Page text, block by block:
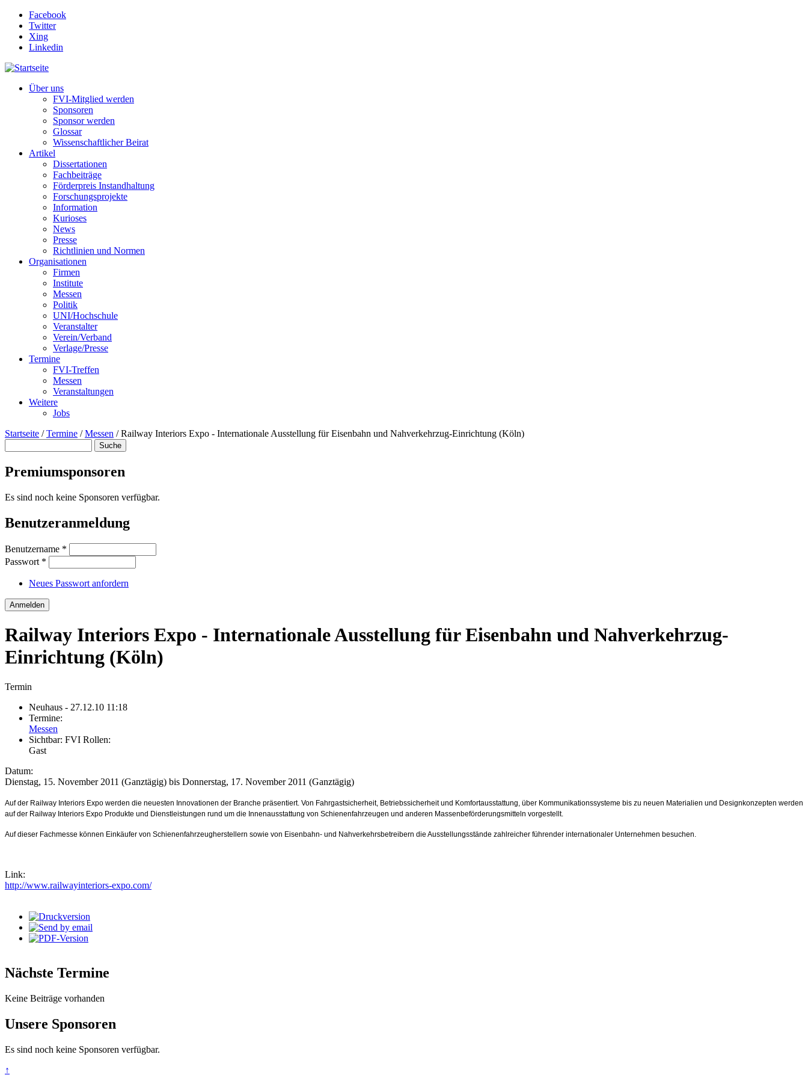
Direkt zum Inhalt
Facebook
Twitter
Xing
Linkedin
Über uns
FVI-Mitglied werden
Sponsoren
Sponsor werden
Glossar
Wissenschaftlicher Beirat
Artikel
Dissertationen
Fachbeiträge
Förderpreis Instandhaltung
Forschungsprojekte
Information
Kurioses
News
Presse
Richtlinien und Normen
Organisationen
Firmen
Institute
Messen
Politik
UNI/Hochschule
Veranstalter
Verein/Verband
Verlage/Presse
Termine
FVI-Treffen
Messen
Veranstaltungen
Weitere
Jobs
Startseite /Termine /Messen /Railway Interiors Expo - Internationale Ausstellung für Eisenbahn und Nahverkehrzug-Einrichtung (Köln)
Premiumsponsoren
Es sind noch keine Sponsoren verfügbar.
Benutzeranmeldung
Benutzername *
Passwort *
Neues Passwort anfordern
Railway Interiors Expo - Internationale Ausstellung für Eisenbahn und Nahverkehrzug-
Einrichtung (Köln)
Termin
Neuhaus - 27.12.10 11:18
Termine:
Messen
Sichtbar: FVI Rollen:
Gast
Datum:
Dienstag, 15. November 2011 (Ganztägig) bis Donnerstag, 17. November 2011 (Ganztägig)
Auf der Railway Interiors Expo werden die neuesten Innovationen der Branche präsentiert. Von Fahrgastsicherheit, Betriebssicherheit und Komfortausstattung, über Kommunikationssysteme bis zu neuen Materialien und Designkonzepten werden
auf der Railway Interiors Expo Produkte und Dienstleistungen rund um die Innenausstattung von Schienenfahrzeugen und anderen Massenbeförderungsmitteln vorgestellt.
Auf dieser Fachmesse können Einkäufer von Schienenfahrzeugherstellern sowie von Eisenbahn- und Nahverkehrsbetreibern die Ausstellungsstände zahlreicher führender internationaler Unternehmen besuchen.
Link:
http://www.railwayinteriors-expo.com/
Nächste Termine
Keine Beiträge vorhanden
Unsere Sponsoren
Es sind noch keine Sponsoren verfügbar.
↑